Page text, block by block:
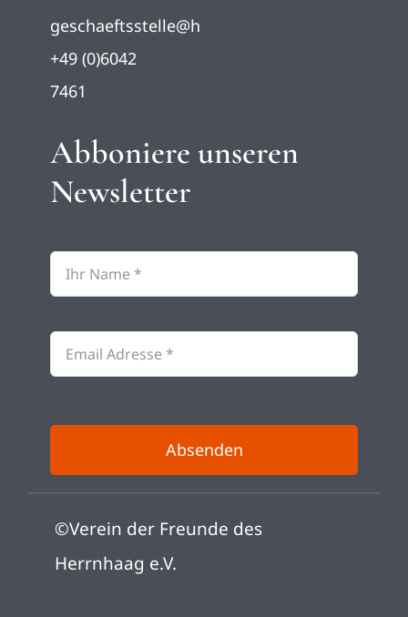
geschaeftsstelle@herrnhaag.de
+49 (0)6042
7461
Abboniere unseren
Newsletter
Absenden
©Verein der Freunde des
Herrnhaag e.V.